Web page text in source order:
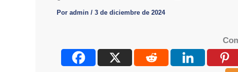
Por admin / 3 de diciembre de 2024